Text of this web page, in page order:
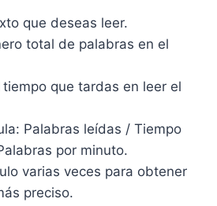
que deseas leer.
total de palabras en el
que tardas en leer el
Palabras leídas / Tiempo
por minuto.
varias veces para obtener
preciso.